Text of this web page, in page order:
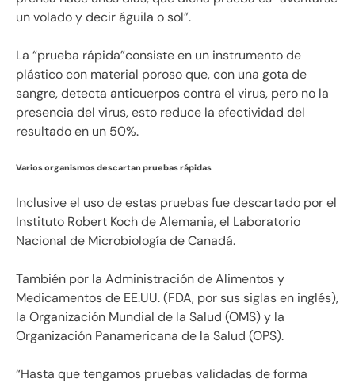
un volado y decir águila o sol”.
La “prueba rápida”consiste en un instrumento de
plástico con material poroso que, con una gota de
sangre, detecta anticuerpos contra el virus, pero no la
presencia del virus, esto reduce la efectividad del
resultado en un 50%.
Varios organismos descartan pruebas rápidas
Inclusive el uso de estas pruebas fue descartado por el
Instituto Robert Koch de Alemania, el Laboratorio
Nacional de Microbiología de Canadá.
También por la Administración de Alimentos y
Medicamentos de EE.UU. (FDA, por sus siglas en inglés),
la Organización Mundial de la Salud (OMS) y la
Organización Panamericana de la Salud (OPS).
“Hasta que tengamos pruebas validadas de forma